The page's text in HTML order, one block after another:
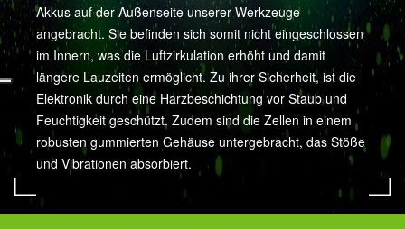
Akkus auf der Außenseite unserer Werkzeuge
angebracht. Sie befinden sich somit nicht eingeschlossen
im Innern, was die Luftzirkulation erhöht und damit
längere Lauzeiten ermöglicht. Zu ihrer Sicherheit, ist die
Elektronik durch eine Harzbeschichtung vor Staub und
Feuchtigkeit geschützt. Zudem sind die Zellen in einem
robusten gummierten Gehäuse untergebracht, das Stöße
und Vibrationen absorbiert.